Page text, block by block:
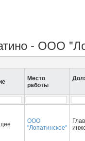
- ООО
Место
работы
ООО
"Лопатинское"